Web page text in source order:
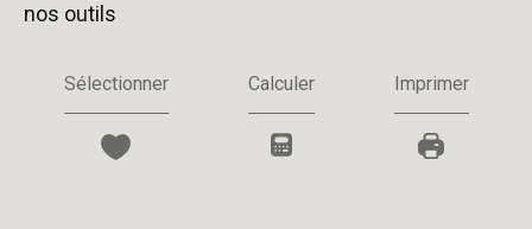
nos outils
Sélectionner Calculer Imprimer